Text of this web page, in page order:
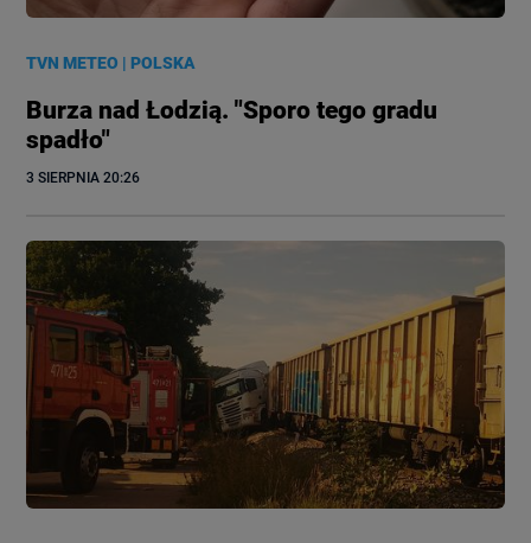
TVN METEO |POLSKA
Burza nad Łodzią. "Sporo tego gradu
spadło"
3 SIERPNIA 20:26